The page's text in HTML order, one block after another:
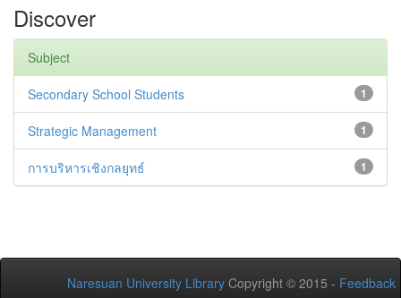
Discover
Subject
1
Secondary School Students
1
Strategic Management
1
การบริหารเชิงกลยุทธ์
Naresuan University Library Copyright © 2015 - Feedback